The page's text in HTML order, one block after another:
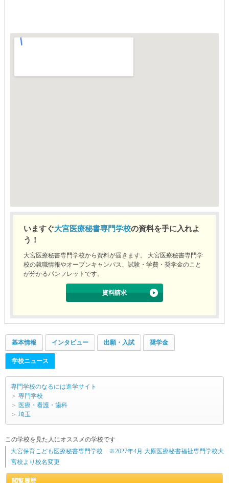
いますぐ大宮医療秘書専門学校の資料を手に入れよ
う！
大宮医療秘書専門学校から資料が届きます。 大宮医療秘書専門学
校の就職情報やオープンキャンパス、試験・学費・奨学金のこと
が分かるパンフレットです。
資料請求
基本情報 インタビュー 出願・入試 奨学金
学校ニュース
専門学校のなるには進学サイト
＞ 専門学校
＞ 医療・看護・歯科
＞ 埼玉
この学校を見た人にオススメの学校です
大宮保育こども医療秘書専門学校 ※2027年4月 大原医療秘書福祉専門学校大
宮校より校名変更
閲覧履歴